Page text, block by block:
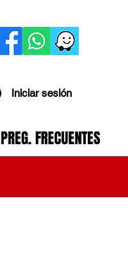
Iniciar sesión
PREG. FRECUENTES